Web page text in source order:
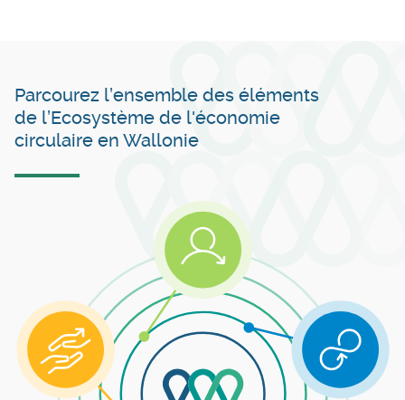
Parcourez l’ensemble des éléments
de l’Ecosystème de l'économie
circulaire en Wallonie